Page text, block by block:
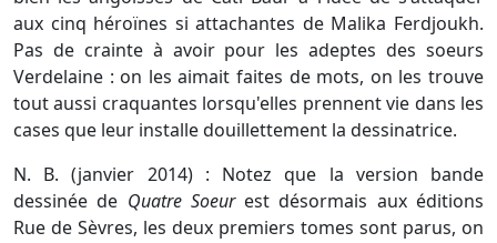
aux cinq héroïnes si attachantes de Malika Ferdjoukh.
Pas de crainte à avoir pour les adeptes des soeurs
Verdelaine : on les aimait faites de mots, on les trouve
tout aussi craquantes lorsqu'elles prennent vie dans les
cases que leur installe douillettement la dessinatrice.
N. B. (janvier 2014) : Notez que la version bande
dessinée de Quatre Soeur est désormais aux éditions
Rue de Sèvres, les deux premiers tomes sont parus, on